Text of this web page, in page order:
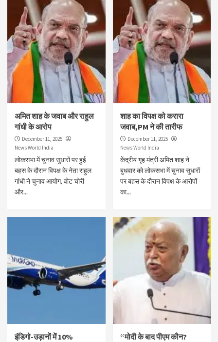
अमित शाह के जवाब और राहुल
गांधी के आरोप
December 11, 2025
News World India
लोकसभा में चुनाव सुधारों पर हुई
बहस के दौरान विपक्ष के नेता राहुल
गांधी ने चुनाव आयोग, वोट चोरी
और...
शाह का विपक्ष को करारा
जवाब,PM ने की तारीफ
December 11, 2025
News World India
केंद्रीय गृह मंत्री अमित शाह ने
बुधवार को लोकसभा में चुनाव सुधारों
पर बहस के दौरान विपक्ष के आरोपों
का...
इंडिगो-उड़ानों में 10%
“मोदी के बाद पीएम कौन?